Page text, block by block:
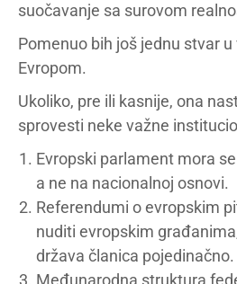
suočavanje sa surovom
Pomenuo bih još jednu stvar
Evropom.
Ukoliko, pre ili kasnije, ona
sprovesti neke važne
Evropski parlament mora
a ne na nacionalnoj osnovi.
Referendumi o evropskim
nuditi evropskim
država članica pojedinačno.